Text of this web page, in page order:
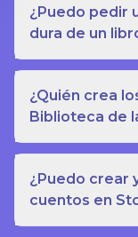
¿Puedo pedir
dura de un
¿Quién crea
Biblioteca de
¿Puedo crear
cuentos en